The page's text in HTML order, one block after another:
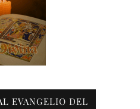
EVANGELIO DEL